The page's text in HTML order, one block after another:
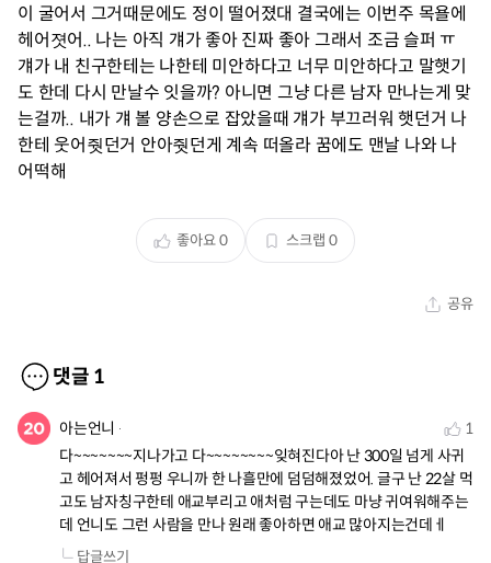
이 굴어서 그거때문에도 정이 떨어졌대 결국에는 이번주 목욜에
헤어졋어.. 나는 아직 걔가 좋아 진짜 좋아 그래서 조금 슬퍼 ㅠ
걔가 내 친구한테는 나한테 미안하다고 너무 미안하다고 말햇기
도 한데 다시 만날수 잇을까? 아니면 그냥 다른 남자 만나는게 맞
는걸까.. 내가 걔 볼 양손으로 잡았을때 걔가 부끄러워 햇던거 나
한테 웃어줫던거 안아줫던게 계속 떠올라 꿈에도 맨날 나와 나
어떡해
좋아요0 스크랩 0
공유
댓글 1
아는언니
1
다~~~~~~~지나가고 다~~~~~~~~잊혀진다아 난 300일 넘게 사귀
고 헤어져서 펑펑 우니까 한 나흘만에 덤덤해졌었어. 글구 난 22살 먹
고도 남자칭구한테 애교부리고 애처럼 구는데도 마냥 귀여워해주는
데 언니도 그런 사람을 만나 원래 좋아하면 애교 많아지는건데ㅔ
답글쓰기